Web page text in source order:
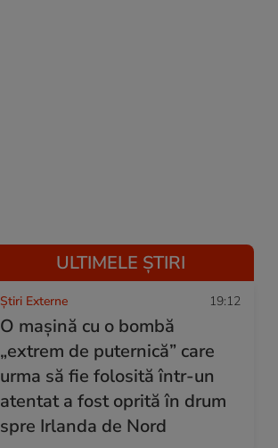
ULTIMELE ȘTIRI
Știri Externe 19:12
O mașină cu o bombă
„extrem de puternică” care
urma să fie folosită într-un
atentat a fost oprită în drum
spre Irlanda de Nord